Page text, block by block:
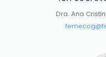
Dra. Ana